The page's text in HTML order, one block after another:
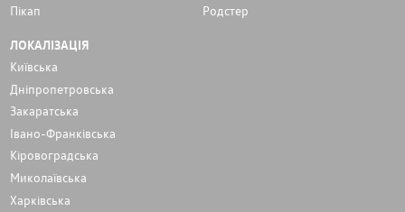
Пікап
Родстер
ЛОКАЛІЗАЦІЯ
Київська
Дніпропетровська
Закаратська
Івано-Франківська
Кіровоградська
Миколаївська
Харківська